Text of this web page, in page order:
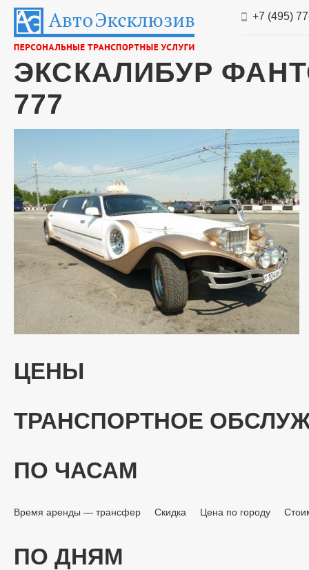
+7 (495)
ЭКСКАЛИБУР
777
ЦЕНЫ
ТРАНСПОРТНОЕ
ПО ЧАСАМ
Время аренды — трансфер Скидка Цена по городу
ПО ДНЯМ